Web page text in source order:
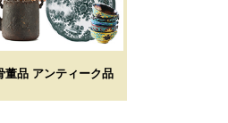
董品 アンティーク品